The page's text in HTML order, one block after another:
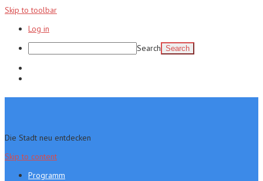
Skip to toolbar
Log in
Search
Die Stadt neu entdecken
Skip to content
Programm